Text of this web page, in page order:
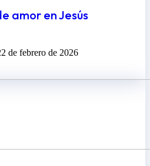
amor en Jesús
de febrero de 2026